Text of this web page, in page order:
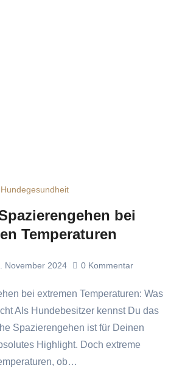
Hundegesundheit
bei
Temperaturen
November 2024 0 Kommentar
Als Hundebesitzer kennst Du das
Spazierengehen ist für Deinen
Highlight. Doch extreme
ob…